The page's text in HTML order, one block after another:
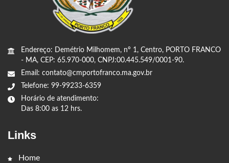
Endereço: Demétrio Milhomem, nº 1, Centro, PORTO FRANCO
- MA, CEP: 65.970-000, CNPJ:00.445.549/0001-90.
Email: contato@cmportofranco.ma.gov.br
Telefone: 99-99233-6359
Horário de atendimento:
Das 8:00 as 12 hrs.
Links
Home